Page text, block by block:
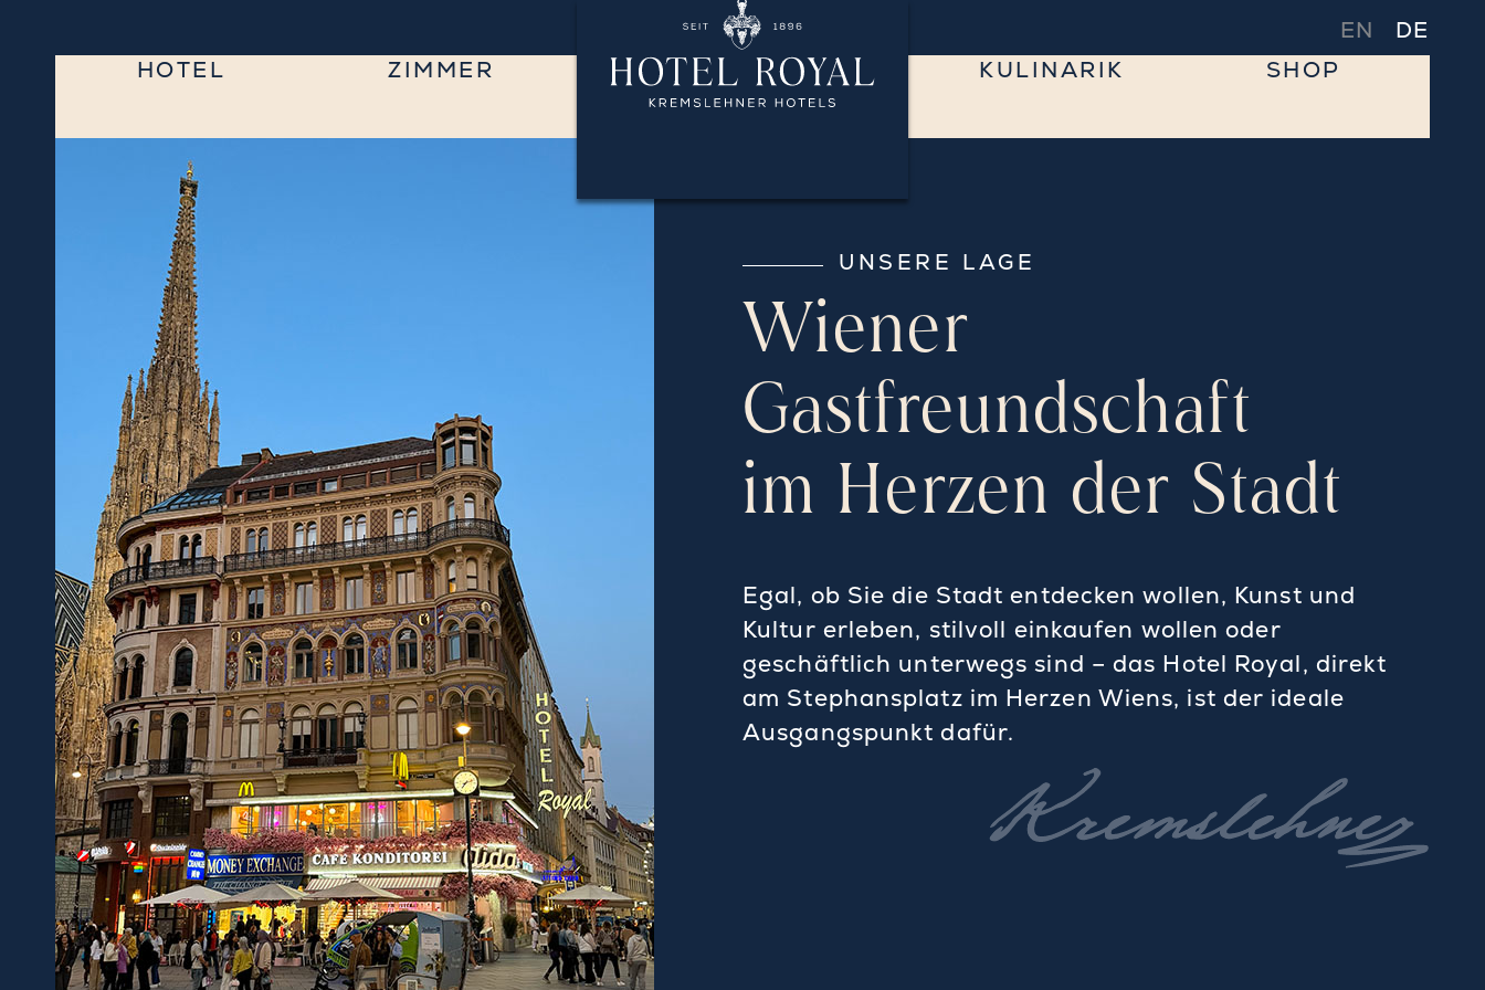
EN
DE
HOTEL
ZIMMER KULINARIK SHOP
UNSERE LAGE
Wiener
Gastfreundschaft
im Herzen der Stadt
Egal, ob Sie die Stadt entdecken wollen, Kunst und
Kultur erleben, stilvoll einkaufen wollen oder
geschäftlich unterwegs sind – das Hotel Royal, direkt
am Stephansplatz im Herzen Wiens, ist der ideale
Ausgangspunkt dafür.